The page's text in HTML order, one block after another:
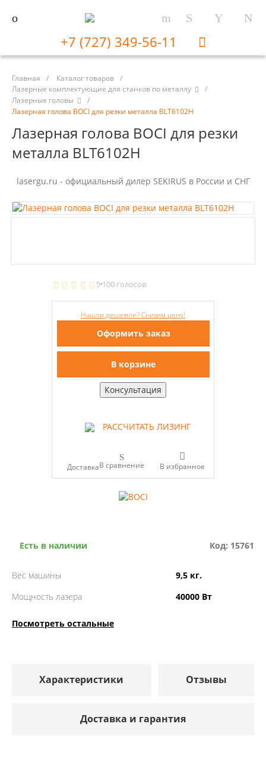
+7 (727) 349-56-11
Главная / Каталог товаров /
Лазерные комплектующие для станков по металлу
/
Лазерные головы
/
Лазерная голова BOCI для резки металла BLT6102H
Лазерная голова BOCI для резки
металла BLT6102H
lasergu.ru - официальный дилер SEKIRUS в России и СНГ
Есть в наличии Код: 15761
Вес машины
9,5 кг.
Мощность лазера
40000 Вт
Посмотреть остальные
5 100 голосов
Нашли дешевле? Снизим цену!
Оформить заказ
В корзине
Консультация
РАССЧИТАТЬ ЛИЗИНГ
ДоставкаВ сравнение
Характеристики Отзывы
Доставка и гарантия